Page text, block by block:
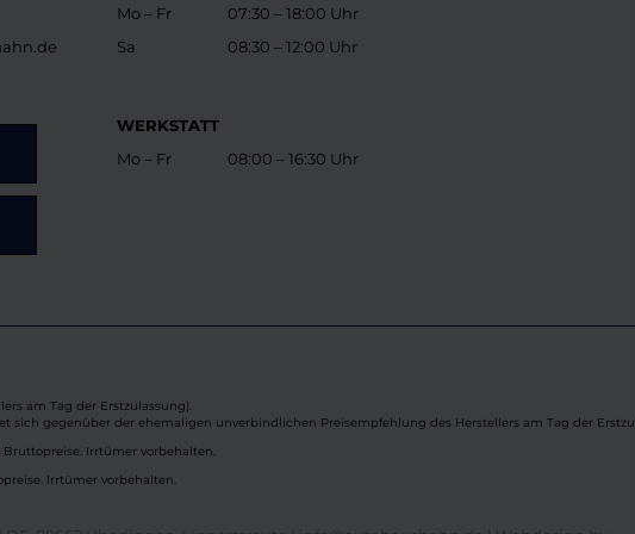
Mo – Fr
Sa
07:30 – 18:00 Uhr
08:30 – 12:00 Uhr
WERKSTATT
Mo – Fr
08:00 – 16:30 Uhr
am Tag der Erstzulassung).
sich gegenüber der ehemaligen unverbindlichen Preisempfehlung des Herstellers am Tag der
Irrtümer vorbehalten.
Irrtümer vorbehalten.